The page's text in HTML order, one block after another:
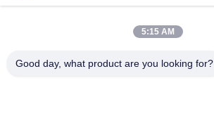
5:15 AM
Good day, what product are you looking for?